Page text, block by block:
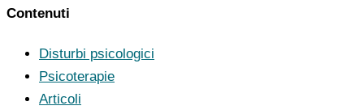
Contenuti
Disturbi psicologici
Psicoterapie
Articoli